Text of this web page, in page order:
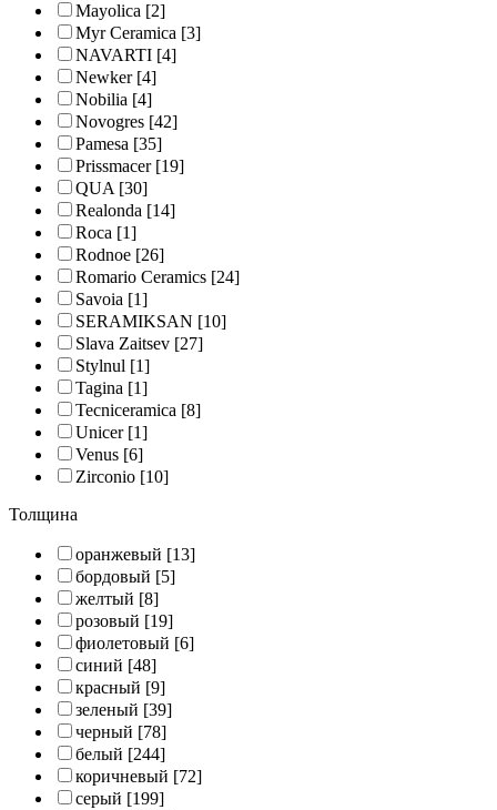
Mayolica [2]
Myr Ceramica [3]
NAVARTI [4]
Newker[4]
Nobilia [4]
Novogres [42]
Pamesa [35]
Prissmacer[19]
QUA[30]
Realonda [14]
Roca [1]
Rodnoe [26]
Romario Ceramics [24]
Savoia [1]
SERAMIKSAN [10]
Slava Zaitsev [27]
Stylnul [1]
Tagina [1]
Tecniceramica [8]
Unicer[1]
Venus [6]
Zirconio [10]
Толщина
оранжевый [13]
бордовый [5]
желтый [8]
розовый [19]
фиолетовый [6]
синий [48]
красный [9]
зеленый [39]
черный [78]
белый [244]
коричневый [72]
серый [199]